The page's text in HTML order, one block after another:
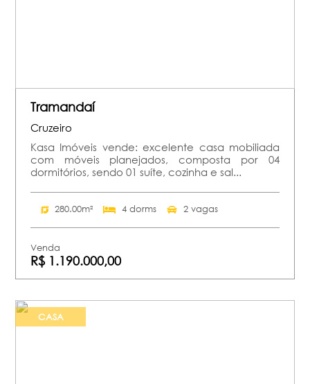
Tramandaí
Cruzeiro
Kasa Imóveis vende: excelente casa mobiliada
com móveis planejados, composta por 04
dormitórios, sendo 01 suíte, cozinha e sal...
280.00m² 4 dorms 2 vagas
Venda
R$ 1.190.000,00
CASA